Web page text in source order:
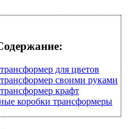
для цветов
своими руками
крафт
коробки трансформеры